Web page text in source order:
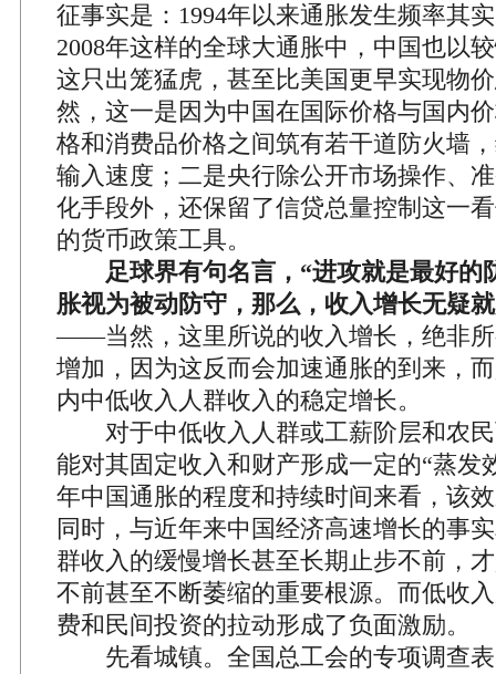
征事实是：1994年以来通胀发生频率其
2008年这样的全球大通胀中，中国也以
这只出笼猛虎，甚至比美国更早实现物
然，这一是因为中国在国际价格与国内
格和消费品价格之间筑有若干道防火墙
输入速度；二是央行除公开市场操作、
化手段外，还保留了信贷总量控制这一
的货币政策工具。
足球界有句名言，“进攻就是最好的
胀视为被动防守，那么，收入增长无疑
——当然，这里所说的收入增长，绝非
增加，因为这反而会加速通胀的到来，
内中低收入人群收入的稳定增长。
对于中低收入人群或工薪阶层和农民
能对其固定收入和财产形成一定的“蒸发
年中国通胀的程度和持续时间来看，该
同时，与近年来中国经济高速增长的事
群收入的缓慢增长甚至长期止步不前，
不前甚至不断萎缩的重要根源。而低收
费和民间投资的拉动形成了负面激励。
先看城镇。全国总工会的专项调查表